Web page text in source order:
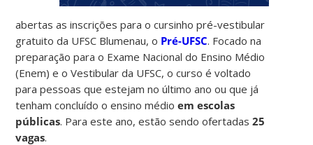
abertas as inscrições para o cursinho pré-vestibular
gratuito da UFSC Blumenau, o Pré-UFSC. Focado na
preparação para o Exame Nacional do Ensino Médio
(Enem) e o Vestibular da UFSC, o curso é voltado
para pessoas que estejam no último ano ou que já
tenham concluído o ensino médioem escolas
públicas. Para este ano, estão sendo ofertadas25
vagas.